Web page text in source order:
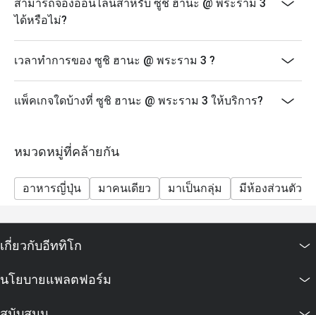
สามารถจองออนไลน์สำหรับ ซูชิ ฮานะ @ พระราม 3
ได้หรือไม่?
เวลาทำการของ ซูชิ ฮานะ @ พระราม 3 ?
แพ็คเกจใดบ้างที่ ซูชิ ฮานะ @ พระราม 3 ให้บริการ?
หมวดหมู่ที่คล้ายกัน
อาหารญี่ปุ่น มาคนเดียว มาเป็นกลุ่ม มีห้องส่วนตัว
เกี่ยวกับอีททิโก
นโยบายแพลตฟอร์ม